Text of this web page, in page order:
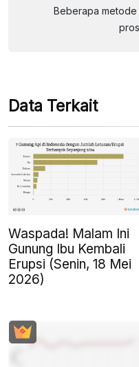
Beberapa metode
Data Terkait
Waspada! Malam Ini
Gunung Ibu Kembali
Erupsi (Senin, 18 Mei
2026)